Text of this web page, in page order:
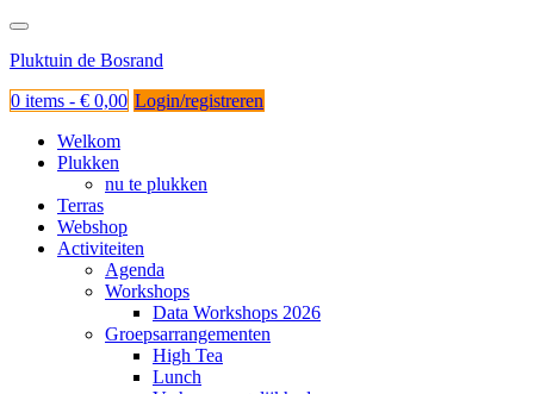
Ga
de
Pluktuin de Bosrand
0 items - € 0,00 Login/registreren
Welkom
Plukken
nu te plukken
Terras
Webshop
Activiteiten
Agenda
Workshops
Data Workshops 2026
Groepsarrangementen
High Tea
Lunch